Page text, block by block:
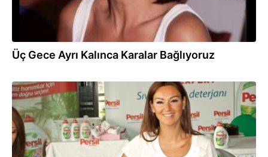
Üç Gece Ayrı Kalınca Karalar Bağlıyoruz
18.05.2012